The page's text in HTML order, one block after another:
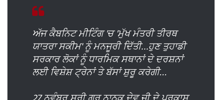
ਅੱਜ ਕੈਬਨਿਟ ਮੀਟਿੰਗ 'ਚ 'ਮੁੱਖ ਮੰਤਰੀ ਤੀਰਥ
ਯਾਤਰਾ ਸਕੀਮ' ਨੂੰ ਮਨਜੂਰੀ ਦਿੱਤੀ…ਹੁਣ ਤੁਹਾਡੀ
ਸਰਕਾਰ ਲੋਕਾਂ ਨੂੰ ਧਾਰਮਿਕ ਸਥਾਨਾਂ ਦੇ ਦਰਸ਼ਨਾਂ
ਲਈ ਵਿਸ਼ੇਸ਼ ਟ੍ਰੇਨਾਂ ਤੇ ਬੱਸਾਂ ਸ਼ੁਰੂ ਕਰੇਗੀ…